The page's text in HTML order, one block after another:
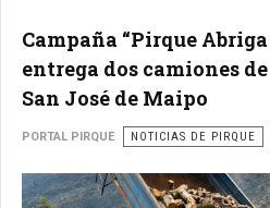
Campaña “Pirque
entrega dos camiones
San José de Maipo
PORTAL PIRQUE NOTICIAS DE PIRQUE